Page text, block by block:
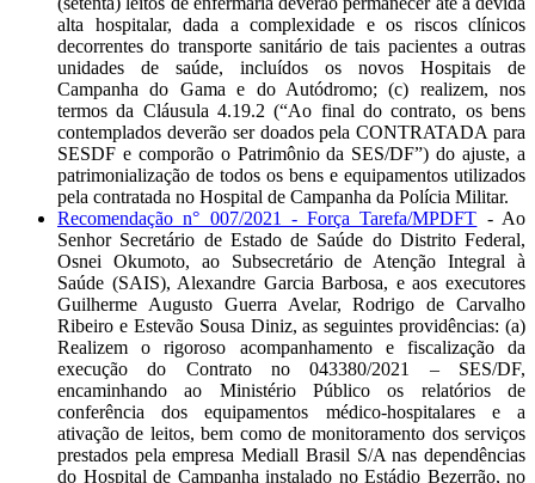
alta hospitalar, dada a complexidade e os riscos clínicos
decorrentes do transporte sanitário de tais pacientes a outras
unidades de saúde, incluídos os novos Hospitais de
Campanha do Gama e do Autódromo; (c) realizem, nos
termos da Cláusula 4.19.2 (“Ao final do contrato, os bens
contemplados deverão ser doados pela CONTRATADA para
SESDF e comporão o Patrimônio da SES/DF”) do ajuste, a
patrimonialização de todos os bens e equipamentos utilizados
pela contratada no Hospital de Campanha da Polícia Militar.
Recomendação n° 007/2021 - Força Tarefa/MPDFT - Ao
Senhor Secretário de Estado de Saúde do Distrito Federal,
Osnei Okumoto, ao Subsecretário de Atenção Integral à
Saúde (SAIS), Alexandre Garcia Barbosa, e aos executores
Guilherme Augusto Guerra Avelar, Rodrigo de Carvalho
Ribeiro e Estevão Sousa Diniz, as seguintes providências: (a)
Realizem o rigoroso acompanhamento e fiscalização da
execução do Contrato no 043380/2021 – SES/DF,
encaminhando ao Ministério Público os relatórios de
conferência dos equipamentos médico-hospitalares e a
ativação de leitos, bem como de monitoramento dos serviços
prestados pela empresa Mediall Brasil S/A nas dependências
do Hospital de Campanha instalado no Estádio Bezerrão, no